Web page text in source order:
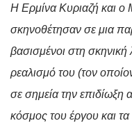
Η Ερμίνα Κυριαζή και ο
σκηνοθέτησαν σε μια
βασισμένοι στη σκηνική
ρεαλισμό του (τον
σε σημεία την επιδίωξη
κόσμος του έργου και